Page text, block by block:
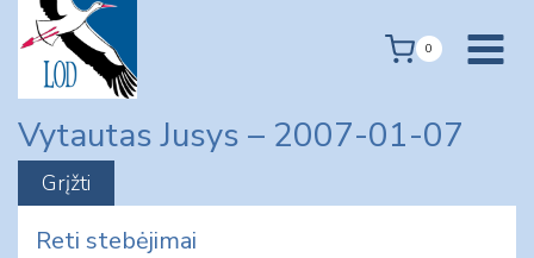
content
0
Vytautas Jusys – 2007-01-07
Reti stebėjimai